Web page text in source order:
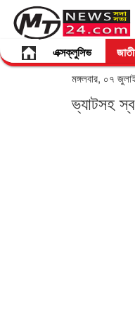
এক্সক্লুসিভ
মঙ্গলবার, ০৭
ভ্যাটসহ